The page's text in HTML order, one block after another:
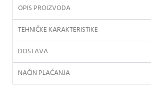
OPIS PROIZVODA
TEHNIČKE KARAKTERISTIKE
DOSTAVA
NAČIN PLAĆANJA